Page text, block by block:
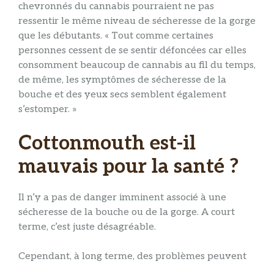
chevronnés du cannabis pourraient ne pas
ressentir le même niveau de sécheresse de la gorge
que les débutants. « Tout comme certaines
personnes cessent de se sentir défoncées car elles
consomment beaucoup de cannabis au fil du temps,
de même, les symptômes de sécheresse de la
bouche et des yeux secs semblent également
s’estomper. »
Cottonmouth est-il
mauvais pour la santé ?
Il n’y a pas de danger imminent associé à une
sécheresse de la bouche ou de la gorge. A court
terme, c’est juste désagréable.
Cependant, à long terme, des problèmes peuvent